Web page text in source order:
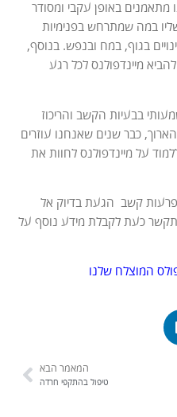
מתאמנים באופן עקבי ומסודר
במה שמתרחש בפנימיות
בגוף, במח ובנפש. בנוסף,
מיינדפולנס לכל רגע
בבעיות הקשב והריכוז
כבר שנים שאנחנו עוזרים
על מיינדפולנס לחוות את
קשב הגעת בדיוק אל
כעת לקבלת מידע נוסף על
המוצלח שלנו
המאמר הבא
טיפול בהתקפי חרדה